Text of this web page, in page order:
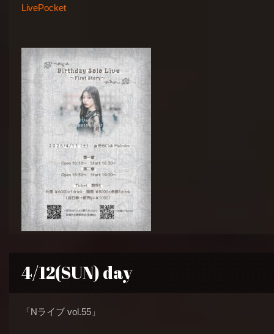
LivePocket
4/12(SUN) day
「Nライブ vol.55」